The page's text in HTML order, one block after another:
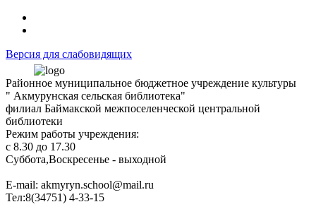
Версия для слабовидящих
Районное муниципальное бюджетное учреждение культуры
" Акмурунская сельская библиотека"
филиал Баймакской межпоселенческой центральной
библиотеки
Режим работы учреждения:
с 8.30 до 17.30
Суббота,Воскресенье - выходной
Е-mail: akmyryn.school@mail.ru
Тел:8(34751) 4-33-15